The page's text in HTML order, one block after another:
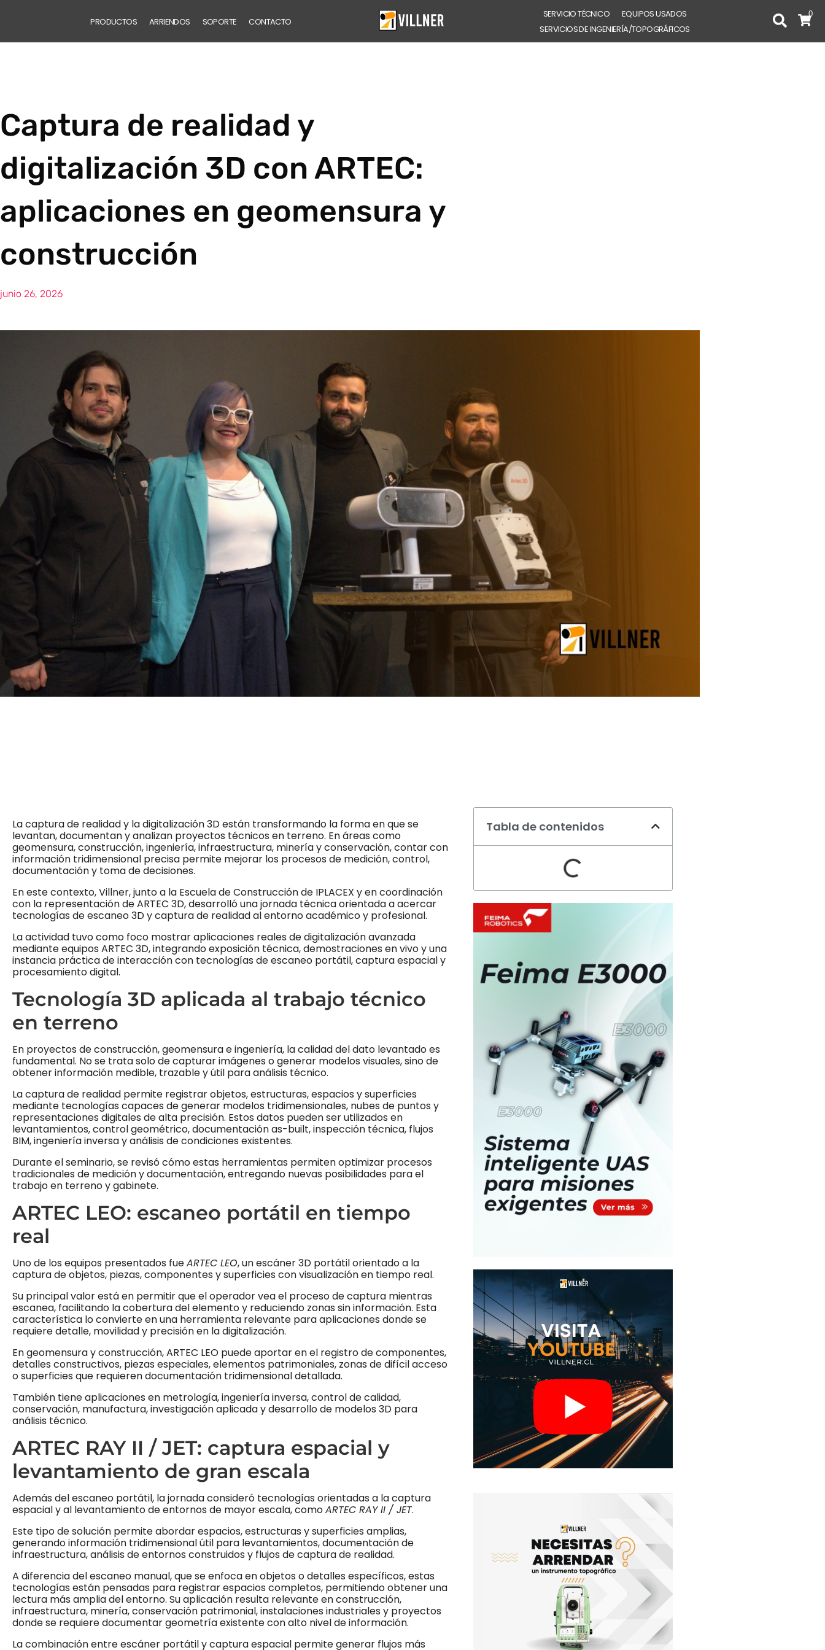
PRODUCTOS ARRIENDOS SOPORTE CONTACTO
SERVICIO TÉCNICO
EQUIPOS USADOS
SERVICIOS DE INGENIERÍA/TOPOGRÁFICOS
0
Captura de realidad y
digitalización 3D con ARTEC:
aplicaciones en geomensura y
construcción
junio 26, 2026
La captura de realidad y la digitalización 3D están transformando la forma en que se
levantan, documentan y analizan proyectos técnicos en terreno. En áreas como
geomensura, construcción, ingeniería, infraestructura, minería y conservación, contar con
información tridimensional precisa permite mejorar los procesos de medición, control,
documentación y toma de decisiones.
En este contexto, Villner, junto a la Escuela de Construcción de IPLACEX y en coordinación
con la representación de ARTEC 3D, desarrolló una jornada técnica orientada a acercar
tecnologías de escaneo 3D y captura de realidad al entorno académico y profesional.
La actividad tuvo como foco mostrar aplicaciones reales de digitalización avanzada
mediante equipos ARTEC 3D, integrando exposición técnica, demostraciones en vivo y una
instancia práctica de interacción con tecnologías de escaneo portátil, captura espacial y
procesamiento digital.
Tecnología 3D aplicada al trabajo técnico
en terreno
En proyectos de construcción, geomensura e ingeniería, la calidad del dato levantado es
fundamental. No se trata solo de capturar imágenes o generar modelos visuales, sino de
obtener información medible, trazable y útil para análisis técnico.
La captura de realidad permite registrar objetos, estructuras, espacios y superficies
mediante tecnologías capaces de generar modelos tridimensionales, nubes de puntos y
representaciones digitales de alta precisión. Estos datos pueden ser utilizados en
levantamientos, control geométrico, documentación as-built, inspección técnica, flujos
BIM, ingeniería inversa y análisis de condiciones existentes.
Durante el seminario, se revisó cómo estas herramientas permiten optimizar procesos
tradicionales de medición y documentación, entregando nuevas posibilidades para el
trabajo en terreno y gabinete.
ARTEC LEO: escaneo portátil en tiempo
real
Uno de los equipos presentados fueARTEC LEO, un escáner 3D portátil orientado a la
captura de objetos, piezas, componentes y superficies con visualización en tiempo real.
Su principal valor está en permitir que el operador vea el proceso de captura mientras
escanea, facilitando la cobertura del elemento y reduciendo zonas sin información. Esta
característica lo convierte en una herramienta relevante para aplicaciones donde se
requiere detalle, movilidad y precisión en la digitalización.
En geomensura y construcción, ARTEC LEO puede aportar en el registro de componentes,
detalles constructivos, piezas especiales, elementos patrimoniales, zonas de difícil acceso
o superficies que requieren documentación tridimensional detallada.
También tiene aplicaciones en metrología, ingeniería inversa, control de calidad,
conservación, manufactura, investigación aplicada y desarrollo de modelos 3D para
análisis técnico.
ARTEC RAY II / JET: captura espacial y
levantamiento de gran escala
Además del escaneo portátil, la jornada consideró tecnologías orientadas a la captura
espacial y al levantamiento de entornos de mayor escala, comoARTEC RAY II / JET.
Este tipo de solución permite abordar espacios, estructuras y superficies amplias,
generando información tridimensional útil para levantamientos, documentación de
infraestructura, análisis de entornos construidos y flujos de captura de realidad.
A diferencia del escaneo manual, que se enfoca en objetos o detalles específicos, estas
tecnologías están pensadas para registrar espacios completos, permitiendo obtener una
lectura más amplia del entorno. Su aplicación resulta relevante en construcción,
infraestructura, minería, conservación patrimonial, instalaciones industriales y proyectos
donde se requiere documentar geometría existente con alto nivel de información.
La combinación entre escáner portátil y captura espacial permite generar flujos más
Tabla de contenidos